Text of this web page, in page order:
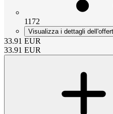
1172
Visualizza i dettagli
33.91 EUR
33.91 EUR